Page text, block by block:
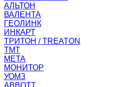
АЛЬТОН
ВАЛЕНТА
ГЕОЛИНК
ИНКАРТ
ТРИТОН / TREATON
ТМТ
МЕТА
МОНИТОР
УОМЗ
ABBOTT